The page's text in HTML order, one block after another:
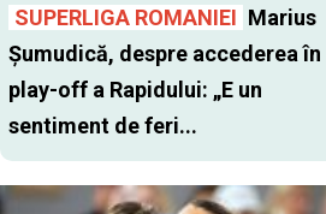
SUPERLIGA ROMANIEI Marius
Șumudică, despre accederea în
play-off a Rapidului: „E un
sentiment de feri...